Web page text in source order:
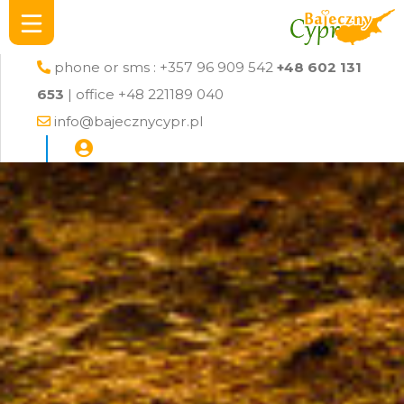
phone or sms : +357 96 909 542 +48 602 131
653 | office +48 221189 040
info@bajecznycypr.pl